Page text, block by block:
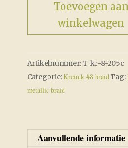
Antique
Toevoegen aan
winkelwagen
Artikelnummer:T_kr-8-205c
Categorie:Kreinik #8 braidTag:
metallic braid
Aanvullende informatie